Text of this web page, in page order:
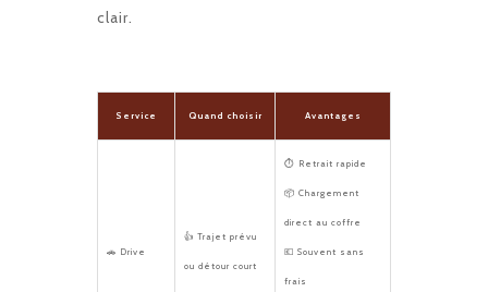
clair.
Service Quand choisir Avantages
🚗 Drive
👍 Trajet prévu
ou détour court
⏱️ Retrait rapide
📦 Chargement
direct au coffre
💶 Souvent sans
frais